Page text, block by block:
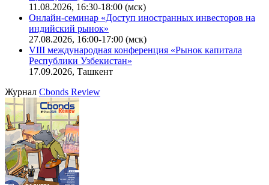
Ближайшие конференцииCbonds Congress
Онлайн-семинар «Новый стандарт инвестиций в
офисную недвижимость»
11.08.2026, 16:30-18:00 (мск)
Онлайн-семинар «Доступ иностранных инвесторов на
индийский рынок»
VIII международная конференция «Рынок капитала
Республики Узбекистан»
17.09.2026, Ташкент
ЖурналCbonds Review